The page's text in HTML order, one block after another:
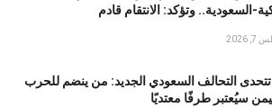
السعودية.. وتؤكد: الانتقام قادم
2026
التحالف السعودي الجديد: من ينضم للحرب
سيُعتبر طرفًا معتديًا